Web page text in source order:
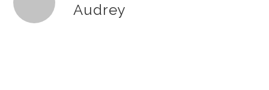
Audrey